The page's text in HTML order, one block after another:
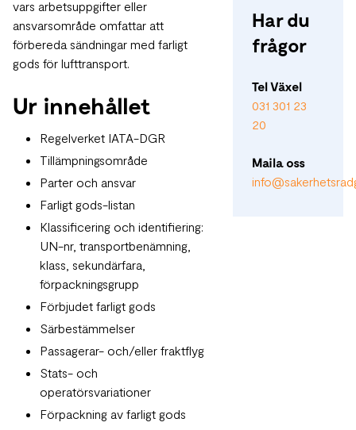
vars arbetsuppgifter eller
ansvarsområde omfattar att
förbereda sändningar med farligt
gods för lufttransport.
Ur innehållet
Regelverket IATA-DGR
Tillämpningsområde
Parter och ansvar
Farligt gods-listan
Klassificering och identifiering:
UN-nr, transportbenämning,
klass, sekundärfara,
förpackningsgrupp
Förbjudet farligt gods
Särbestämmelser
Passagerar- och/eller fraktflyg
Stats- och
operatörsvariationer
Förpackning av farligt gods
Har du
frågor
Tel Växel
031 301 23
20
Maila oss